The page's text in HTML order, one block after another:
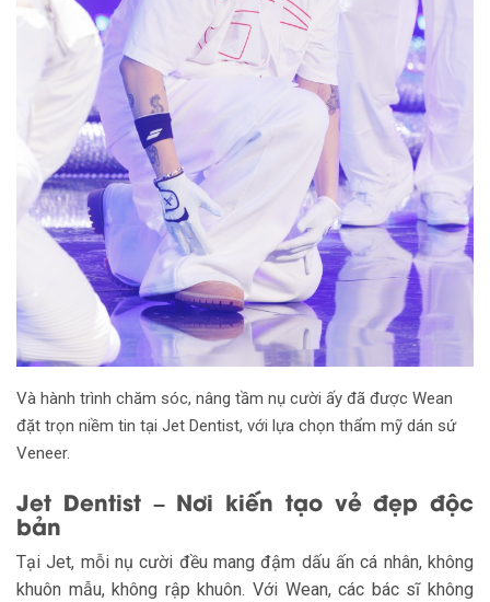
Và hành trình chăm sóc, nâng tầm nụ cười ấy đã được Wean
đặt trọn niềm tin tại Jet Dentist, với lựa chọn thẩm mỹ dán sứ
Veneer.
Jet Dentist – Nơi kiến tạo vẻ đẹp độc
bản
Tại Jet, mỗi nụ cười đều mang đậm dấu ấn cá nhân, không
khuôn mẫu, không rập khuôn. Với Wean, các bác sĩ không